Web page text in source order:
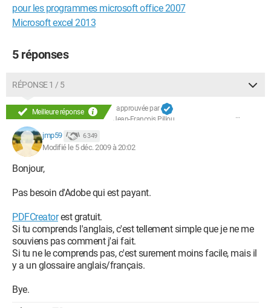
pour les programmes microsoft office 2007
Microsoft excel 2013
5 réponses
RÉPONSE 1 / 5
Meilleure réponse
approuvée par
Jean-François Pillou
jmp59 6 349
Modifié le 5 déc. 2009 à 20:02
Bonjour,
Pas besoin d'Adobe qui est payant.
PDFCreatorest gratuit.
Si tu comprends l'anglais, c'est tellement simple que je ne me
souviens pas comment j'ai fait.
Si tu ne le comprends pas, c'est surement moins facile, mais il
y a un glossaire anglais/français.
Bye.